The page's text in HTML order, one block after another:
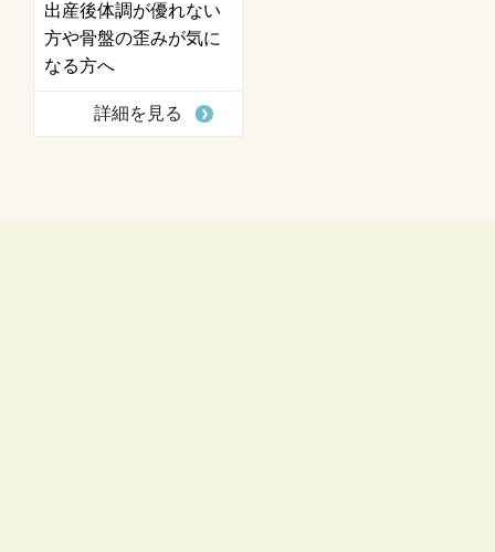
出産後体調が優れない
方や骨盤の歪みが気に
なる方へ
詳細を見る